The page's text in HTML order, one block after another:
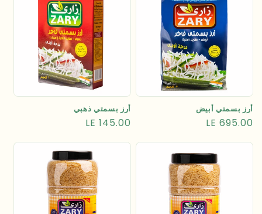
أرز بسمتي أبيض
السعر
LE 695.00
أرز بسمتي ذهبي
السعر
LE 145.00